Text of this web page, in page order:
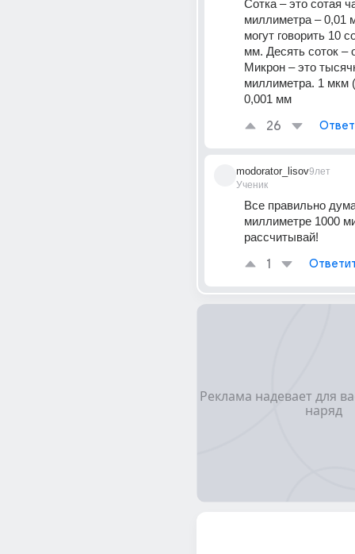
Сотка – это сотая
миллиметра – 0,01
могут говорить 10
мм. Десять соток –
Микрон – это
миллиметра. 1 мкм
0,001 мм
26
modorator_lisov
Ученик
9лет
Все правильно
миллиметре 1000
рассчитывай!
1